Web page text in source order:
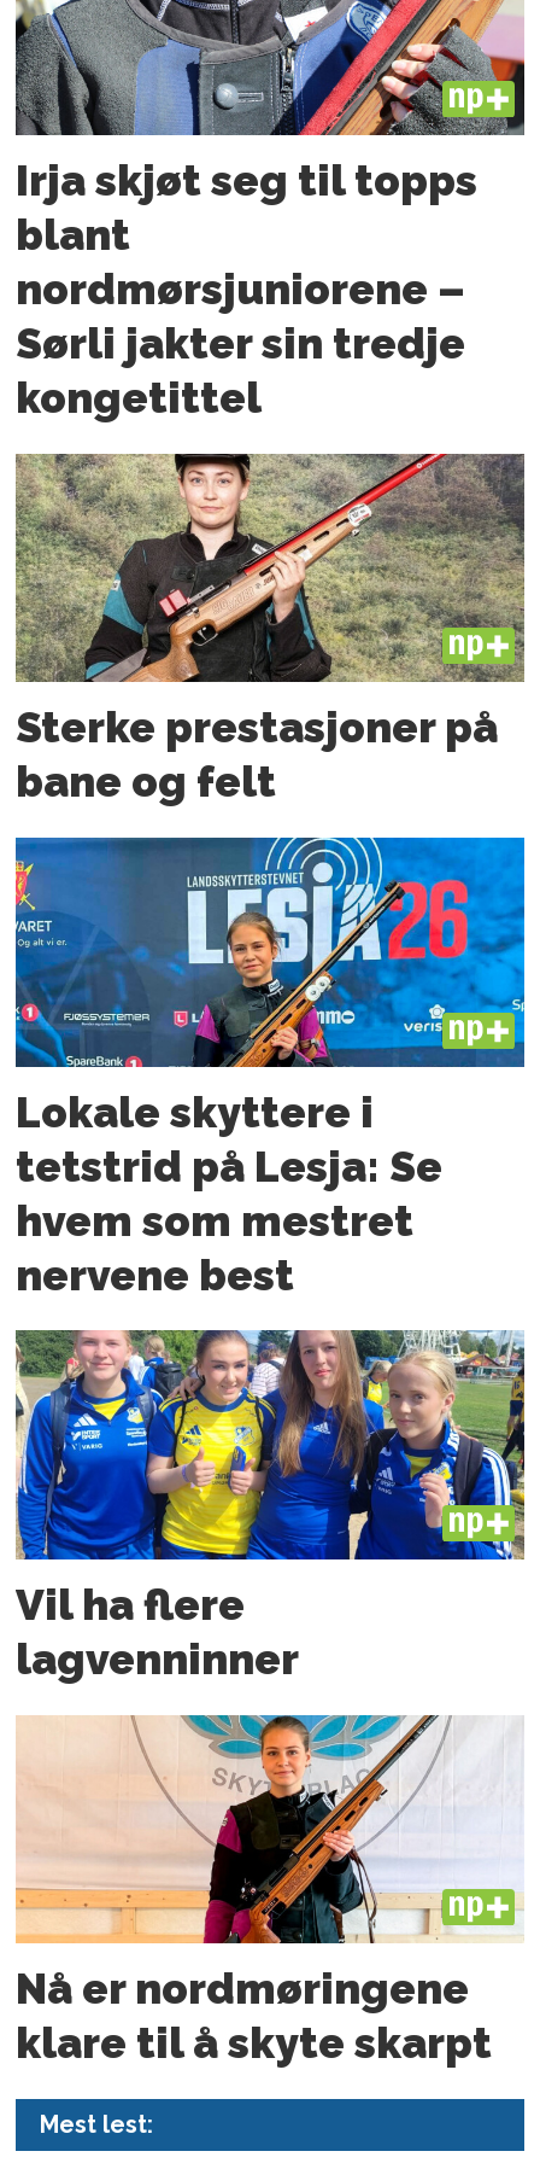
PLUS
Irja skjøt seg til topps
blant
nordmørsjuniorene –
Sørli jakter sin tredje
kongetittel
PLUS
Sterke prestasjoner på
bane og felt
PLUS
Lokale skyttere i
tetstrid på Lesja: Se
hvem som mestret
nervene best
PLUS
Vil ha flere
lagvenninner
PLUS
Nå er nord­møringene
klare til å skyte skarpt
Mest lest: